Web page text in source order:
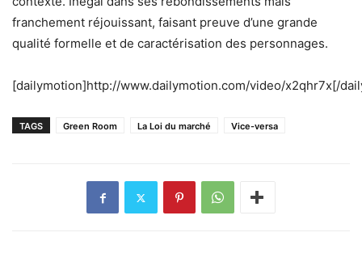
franchement réjouissant, faisant preuve d’une grande
qualité formelle et de caractérisation des personnages.
[dailymotion]http://www.dailymotion.com/video/x2qhr7x[/
TAGS Green Room La Loi du marché Vice-versa